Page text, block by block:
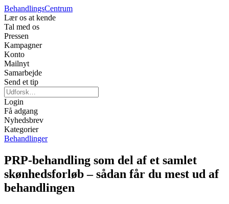
BehandlingsCentrum
Lær os at kende
Tal med os
Pressen
Kampagner
Konto
Mailnyt
Samarbejde
Send et tip
Login
Få adgang
Nyhedsbrev
Kategorier
Behandlinger
PRP-behandling som del af et samlet
skønhedsforløb – sådan får du mest ud af
behandlingen